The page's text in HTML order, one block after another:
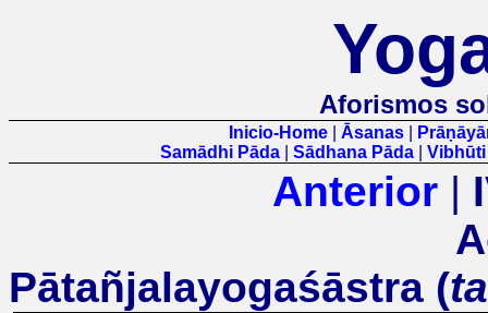
Aforismos
Inicio-Home Āsanas
Samādhi Pāda| Sādhana Pāda| Vibhūti
Anterior|
Pātañjalayogaśāstra (